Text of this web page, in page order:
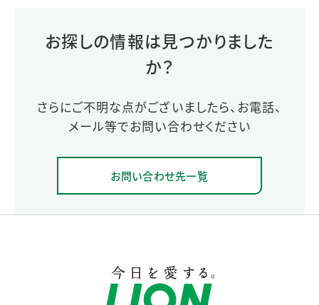
お探しの情報は見つかりました
か？
さらにご不明な点がございましたら、お電話、
メール等でお問い合わせください
お問い合わせ先一覧